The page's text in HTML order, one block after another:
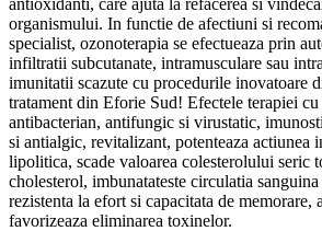
organismului. In functie de afectiuni si
specialist, ozonoterapia se efectueaza prin
infiltratii subcutanate, intramusculare sau
imunitatii scazute cu procedurile inovatoare
tratament din Eforie Sud! Efectele terapiei cu
antibacterian, antifungic si virustatic,
si antialgic, revitalizant, potenteaza actiunea
lipolitica, scade valoarea colesterolului seric
cholesterol, imbunatateste circulatia
rezistenta la efort si capacitata de memorare,
favorizeaza eliminarea toxinelor.